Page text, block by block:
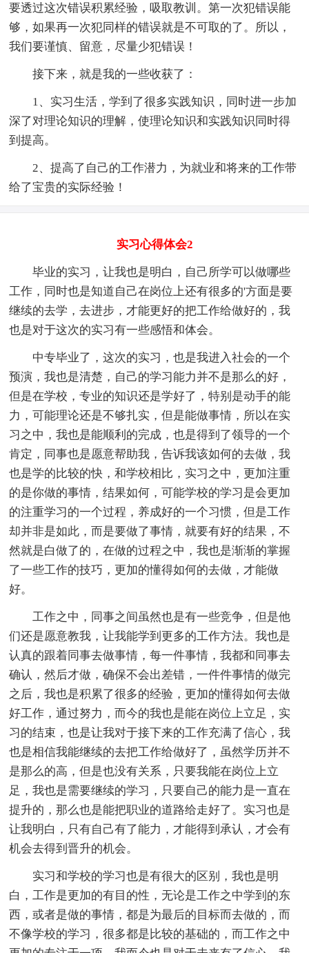
要透过这次错误积累经验，吸取教训。第一次犯错误能
够，如果再一次犯同样的错误就是不可取的了。所以，
我们要谨慎、留意，尽量少犯错误！
接下来，就是我的一些收获了：
1、实习生活，学到了很多实践知识，同时进一步加
深了对理论知识的理解，使理论知识和实践知识同时得
到提高。
2、提高了自己的工作潜力，为就业和将来的工作带
给了宝贵的实际经验！
实习心得体会2
毕业的实习，让我也是明白，自己所学可以做哪些
工作，同时也是知道自己在岗位上还有很多的'方面是要
继续的去学，去进步，才能更好的把工作给做好的，我
也是对于这次的实习有一些感悟和体会。
中专毕业了，这次的实习，也是我进入社会的一个
预演，我也是清楚，自己的学习能力并不是那么的好，
但是在学校，专业的知识还是学好了，特别是动手的能
力，可能理论还是不够扎实，但是能做事情，所以在实
习之中，我也是能顺利的完成，也是得到了领导的一个
肯定，同事也是愿意帮助我，告诉我该如何的去做，我
也是学的比较的快，和学校相比，实习之中，更加注重
的是你做的事情，结果如何，可能学校的学习是会更加
的注重学习的一个过程，养成好的一个习惯，但是工作
却并非是如此，而是要做了事情，就要有好的结果，不
然就是白做了的，在做的过程之中，我也是渐渐的掌握
了一些工作的技巧，更加的懂得如何的去做，才能做
好。
工作之中，同事之间虽然也是有一些竞争，但是他
们还是愿意教我，让我能学到更多的工作方法。我也是
认真的跟着同事去做事情，每一件事情，我都和同事去
确认，然后才做，确保不会出差错，一件件事情的做完
之后，我也是积累了很多的经验，更加的懂得如何去做
好工作，通过努力，而今的我也是能在岗位上立足，实
习的结束，也是让我对于接下来的工作充满了信心，我
也是相信我能继续的去把工作给做好了，虽然学历并不
是那么的高，但是也没有关系，只要我能在岗位上立
足，我也是需要继续的学习，只要自己的能力是一直在
提升的，那么也是能把职业的道路给走好了。实习也是
让我明白，只有自己有了能力，才能得到承认，才会有
机会去得到晋升的机会。
实习和学校的学习也是有很大的区别，我也是明
白，工作是更加的有目的性，无论是工作之中学到的东
西，或者是做的事情，都是为最后的目标而去做的，而
不像学校的学习，很多都是比较的基础的，而工作之中